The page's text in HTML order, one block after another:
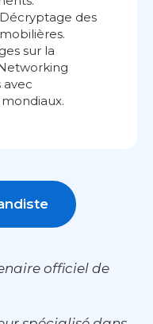
des
sur la
avec
officiel de